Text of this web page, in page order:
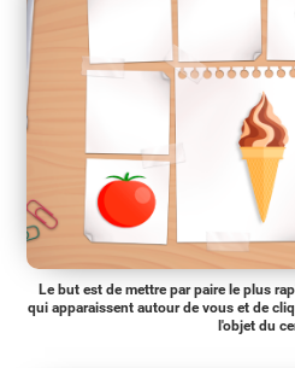
Le but est de mettre par paire le plus
qui apparaissent autour de vous et de
l'objet du